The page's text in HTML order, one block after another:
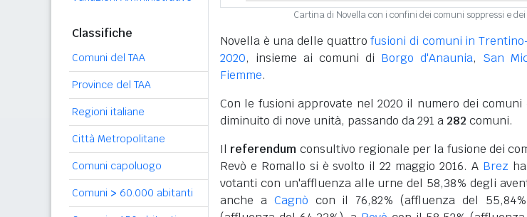
Classifiche
Comuni del TAA
Province del TAA
Regioni italiane
Città Metropolitane
Comuni capoluogo
Comuni > 60.000 abitanti
Cartina di Novella con i confini dei comuni soppressi e
Novella è una delle quattrofusioni di comuni in
2020, insieme ai comuni di Borgo d'Anaunia, San
Fiemme.
Con le fusioni approvate nel 2020 il numero dei
diminuito di nove unità, passando da 291 a 282 comuni.
Il referendum consultivo regionale per la fusione dei
Revò e Romallo si è svolto il 22 maggio 2016. A Brezha
votanti con un'affluenza alle urne del 58,38% degli
anche a Cagnò con il 76,82% (affluenza del